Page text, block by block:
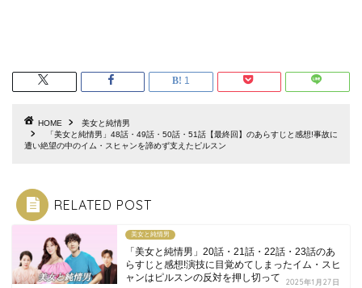
1
HOME
美女と純情男
「美女と純情男」48話・49話・50話・51話【最終回】のあらすじと感想!事故に
遭い絶望の中のイム・スヒャンを諦めず支えたピルスン
RELATED POST
美女と純情男
「美女と純情男」20話・21話・22話・23話のあ
らすじと感想!演技に目覚めてしまったイム・スヒ
ャンはピルスンの反対を押し切って
2025年1月27日